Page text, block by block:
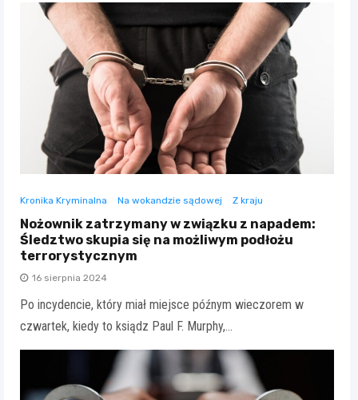
Kronika Kryminalna Na wokandzie sądowej Z kraju
Nożownik zatrzymany w związku z napadem:
Śledztwo skupia się na możliwym podłożu
terrorystycznym
16 sierpnia 2024
Po incydencie, który miał miejsce późnym wieczorem w
czwartek, kiedy to ksiądz Paul F. Murphy,…